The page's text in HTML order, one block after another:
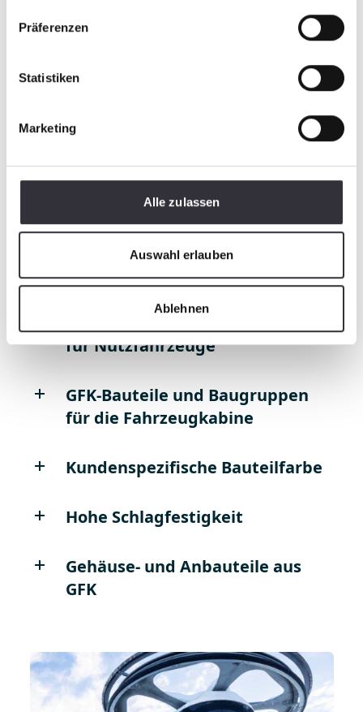
Präferenzen
Statistiken
Marketing
Alle zulassen
Auswahl erlauben
Ablehnen
Türen und Abdeckungen aus GFK
Nutzfahrzeuge
für Nutzfahrzeuge
GFK-Bauteile und Baugruppen
für die Fahrzeugkabine
Kundenspezifische Bauteilfarbe
Hohe Schlagfestigkeit
Gehäuse- und Anbauteile aus
GFK